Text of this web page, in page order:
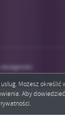
Możesz
Aby